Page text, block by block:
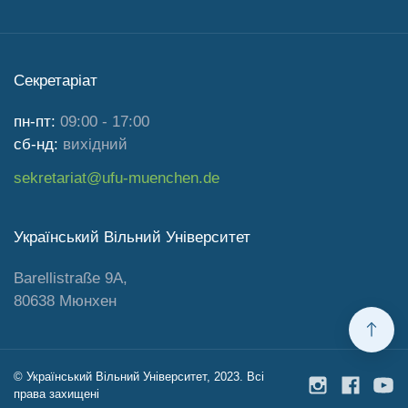
Секретаріат
пн-пт: 09:00 - 17:00
сб-нд: вихідний
sekretariat@ufu-muenchen.de
Український Вільний Університет
Barellistraße 9A,
80638 Мюнхен
© Український Вільний Університет, 2023. Всі
права захищені